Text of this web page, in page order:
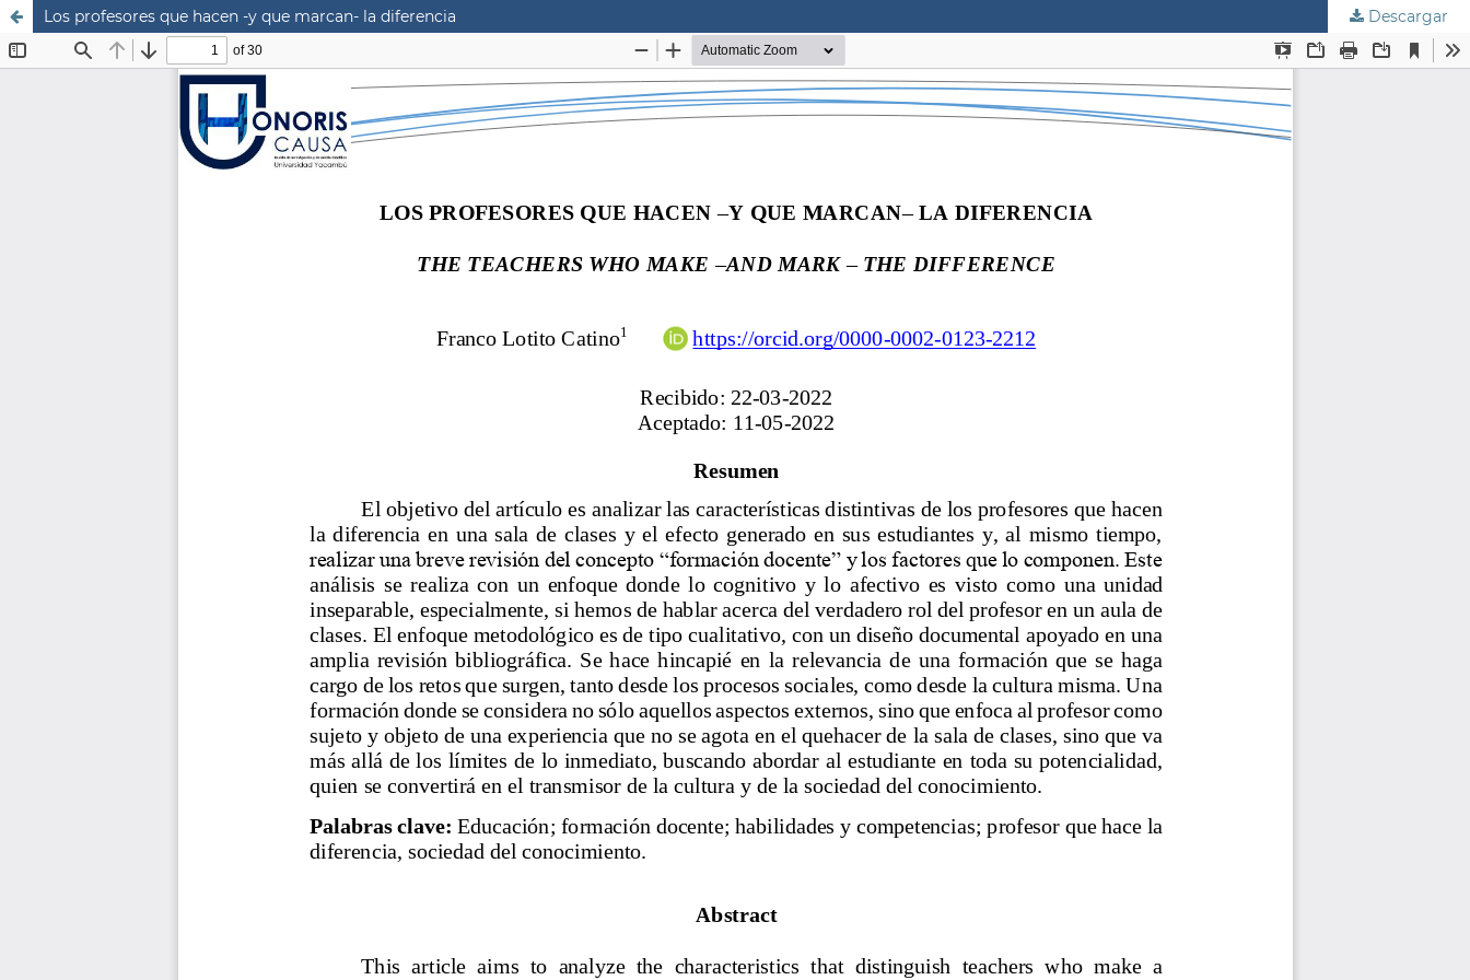
Los profesores que hacen -y que marcan- la diferencia Descargar